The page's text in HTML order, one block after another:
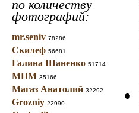
по количеству
фотографий:
mr.seniv 78286
Скилеф 56681
Галина Шаненко 51714
МНМ 35166
Магаз Анатолий 32292
Grozniy 22990